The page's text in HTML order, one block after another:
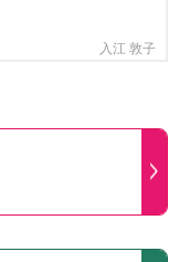
入江 敦子